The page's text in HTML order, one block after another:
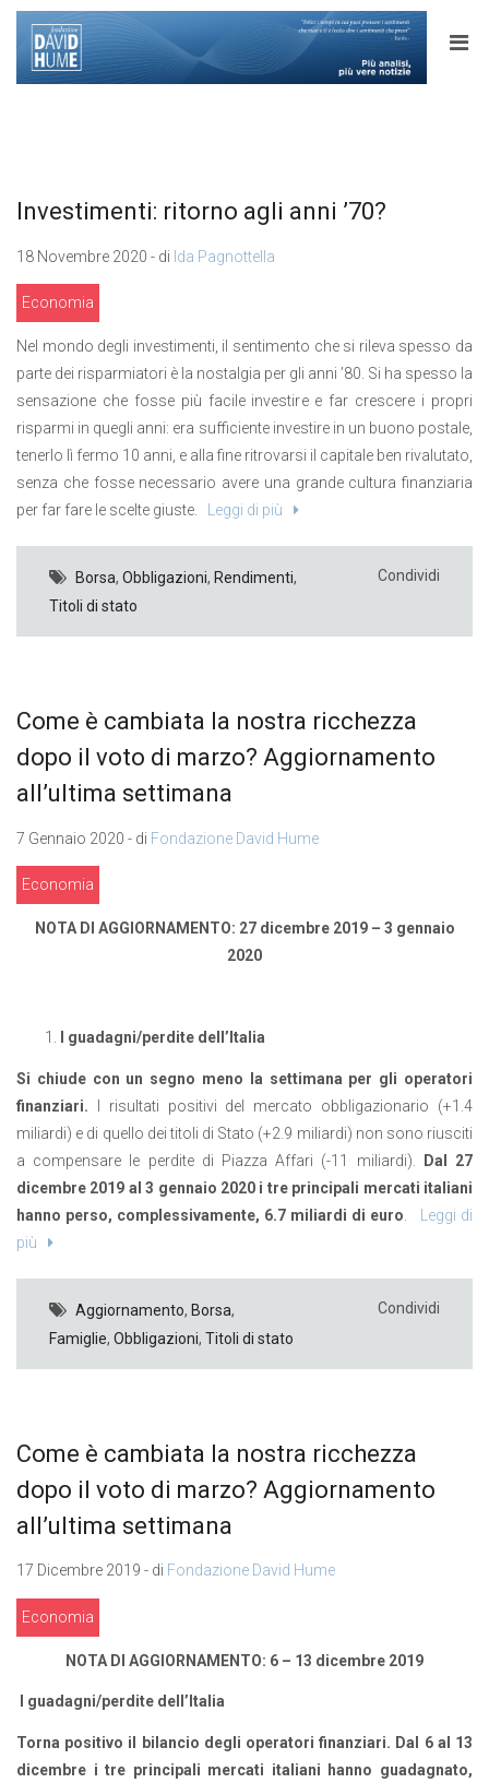
Investimenti: ritorno agli anni ’70?
18 Novembre 2020 - di Ida Pagnottella
Economia
Nel mondo degli investimenti, il sentimento che si rileva spesso da
parte dei risparmiatori è la nostalgia per gli anni ’80. Si ha spesso la
sensazione che fosse più facile investire e far crescere i propri
risparmi in quegli anni: era sufficiente investire in un buono postale,
tenerlo lì fermo 10 anni, e alla fine ritrovarsi il capitale ben rivalutato,
senza che fosse necessario avere una grande cultura finanziaria
per far fare le scelte giuste.
Leggi di più
Borsa, Obbligazioni, Rendimenti,
Titoli di stato
Condividi
Come è cambiata la nostra ricchezza
dopo il voto di marzo? Aggiornamento
all’ultima settimana
7 Gennaio 2020 - di Fondazione David Hume
Economia
NOTA DI AGGIORNAMENTO: 27 dicembre 2019 – 3 gennaio
2020
I guadagni/perdite dell’Italia
Si chiude con un segno meno la settimana per gli operatori
finanziari.
I risultati positivi del mercato obbligazionario (+1.4
miliardi) e di quello dei titoli di Stato (+2.9 miliardi) non sono riusciti
a compensare le perdite di Piazza Affari (-11 miliardi).
Dal 27
dicembre 2019 al 3 gennaio 2020 i tre principali mercati italiani
hanno perso, complessivamente, 6.7 miliardi di euro
Leggi di
più
Aggiornamento, Borsa,
Famiglie, Obbligazioni, Titoli di stato
Condividi
Come è cambiata la nostra ricchezza
dopo il voto di marzo? Aggiornamento
all’ultima settimana
17 Dicembre 2019 - di Fondazione David Hume
Economia
NOTA DI AGGIORNAMENTO: 6 – 13 dicembre 2019
I guadagni/perdite dell’Italia
Torna positivo il bilancio degli operatori finanziari. Dal 6 al 13
dicembre i tre principali mercati italiani hanno guadagnato,